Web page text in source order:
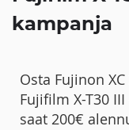
kampanja
Osta Fujinon
Fujifilm X-T30
saat 200€